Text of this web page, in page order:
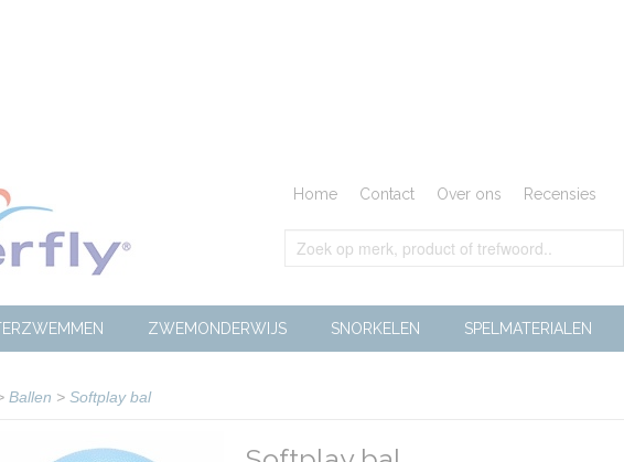
Home Contact Over ons Recensies
ZWEMONDERWIJS SNORKELEN SPELMATERIALEN
Ballen > Softplay bal